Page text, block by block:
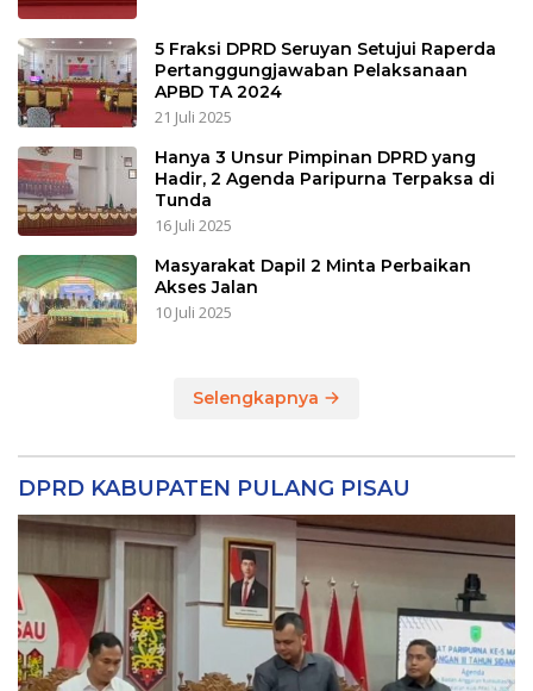
5 Fraksi DPRD Seruyan Setujui Raperda
Pertanggungjawaban Pelaksanaan
APBD TA 2024
21 Juli 2025
Hanya 3 Unsur Pimpinan DPRD yang
Hadir, 2 Agenda Paripurna Terpaksa di
Tunda
16 Juli 2025
Masyarakat Dapil 2 Minta Perbaikan
Akses Jalan
10 Juli 2025
Selengkapnya
DPRD KABUPATEN PULANG PISAU